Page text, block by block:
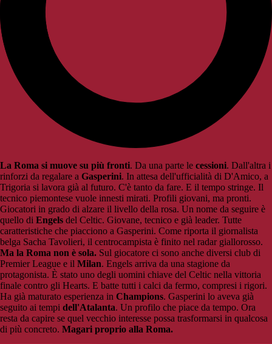
La Roma si muove su più fronti. Da una parte le cessioni. Dall'altra i
rinforzi da regalare a Gasperini. In attesa dell'ufficialità di D'Amico, a
Trigoria si lavora già al futuro. C'è tanto da fare. E il tempo stringe. Il
tecnico piemontese vuole innesti mirati. Profili giovani, ma pronti.
Giocatori in grado di alzare il livello della rosa. Un nome da seguire è
quello di Engels del Celtic. Giovane, tecnico e già leader. Tutte
caratteristiche che piacciono a Gasperini. Come riporta il giornalista
belga Sacha Tavolieri, il centrocampista è finito nel radar giallorosso.
Ma la Roma non è sola. Sul giocatore ci sono anche diversi club di
Premier League e il Milan. Engels arriva da una stagione da
protagonista. È stato uno degli uomini chiave del Celtic nella vittoria
finale contro gli Hearts. E batte tutti i calci da fermo, compresi i rigori.
Ha già maturato esperienza in Champions. Gasperini lo aveva già
seguito ai tempi dell'Atalanta. Un profilo che piace da tempo. Ora
resta da capire se quel vecchio interesse possa trasformarsi in qualcosa
di più concreto. Magari proprio alla Roma.